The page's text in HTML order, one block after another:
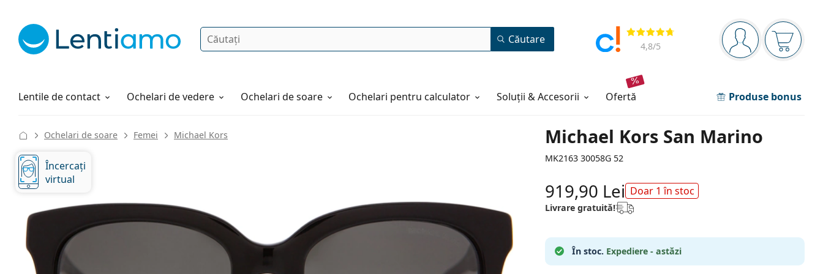
Panou de navigare
Sunteți logat
Coșul
Opinii
4,8/5
Căutare Căutare
Lentile de contact
Soluții Ochelari de vedere Ochelari de soare Ochelari pentru calculator Soluții & Accesorii ofertă Produse bonus
Cum comandați
Michael Kors San Marino
MK2163 30058G 52
Ochelari de soare Femei Michael Kors
Încercați
virtual
919,90 Lei Doar 1 în stoc
Livrare gratuită!
În stoc. Expediere - astăzi